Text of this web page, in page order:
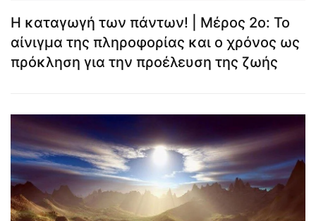
Η καταγωγή των πάντων! | Μέρος 2ο: Το
αίνιγμα της πληροφορίας και ο χρόνος ως
πρόκληση για την προέλευση της ζωής